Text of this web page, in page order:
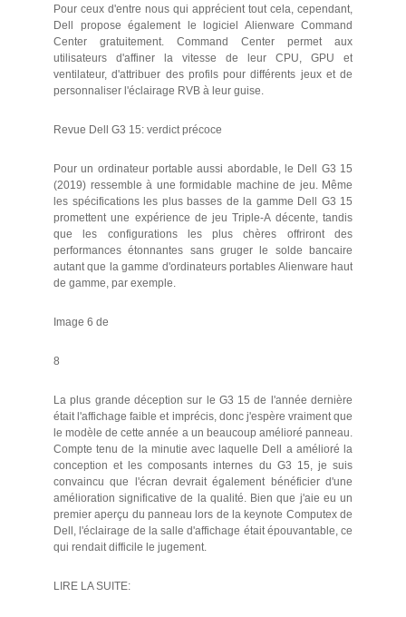
Pour ceux d'entre nous qui apprécient tout cela, cependant,
Dell propose également le logiciel Alienware Command
Center gratuitement. Command Center permet aux
utilisateurs d'affiner la vitesse de leur CPU, GPU et
ventilateur, d'attribuer des profils pour différents jeux et de
personnaliser l'éclairage RVB à leur guise.
Revue Dell G3 15: verdict précoce
Pour un ordinateur portable aussi abordable, le Dell G3 15
(2019) ressemble à une formidable machine de jeu. Même
les spécifications les plus basses de la gamme Dell G3 15
promettent une expérience de jeu Triple-A décente, tandis
que les configurations les plus chères offriront des
performances étonnantes sans gruger le solde bancaire
autant que la gamme d'ordinateurs portables Alienware haut
de gamme, par exemple.
Image 6 de
8
La plus grande déception sur le G3 15 de l'année dernière
était l'affichage faible et imprécis, donc j'espère vraiment que
le modèle de cette année a un beaucoup amélioré panneau.
Compte tenu de la minutie avec laquelle Dell a amélioré la
conception et les composants internes du G3 15, je suis
convaincu que l'écran devrait également bénéficier d'une
amélioration significative de la qualité. Bien que j'aie eu un
premier aperçu du panneau lors de la keynote Computex de
Dell, l'éclairage de la salle d'affichage était épouvantable, ce
qui rendait difficile le jugement.
LIRE LA SUITE: